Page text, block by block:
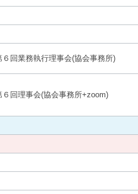
６回業務執行理事会(協会事務所)
６回理事会(協会事務所+zoom)